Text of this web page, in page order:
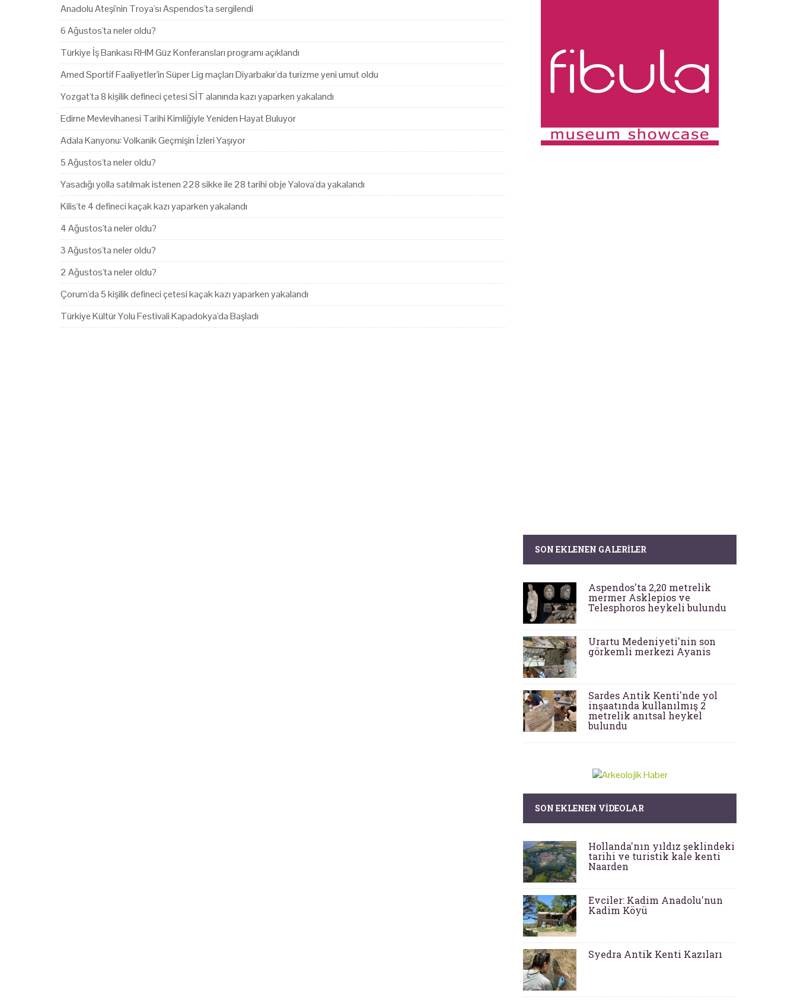
Anadolu Ateşi'nin Troya'sı Aspendos'ta sergilendi
6 Ağustos'ta neler oldu?
Türkiye İş Bankası RHM Güz Konferansları programı açıklandı
Amed Sportif Faaliyetler'in Süper Lig maçları Diyarbakır'da turizme yeni umut oldu
Yozgat'ta 8 kişilik defineci çetesi SİT alanında kazı yaparken yakalandı
Edirne Mevlevihanesi Tarihi Kimliğiyle Yeniden Hayat Buluyor
Adala Kanyonu: Volkanik Geçmişin İzleri Yaşıyor
5 Ağustos'ta neler oldu?
Yasadığı yolla satılmak istenen 228 sikke ile 28 tarihi obje Yalova'da yakalandı
Kilis'te 4 defineci kaçak kazı yaparken yakalandı
4 Ağustos'ta neler oldu?
3 Ağustos'ta neler oldu?
2 Ağustos'ta neler oldu?
Çorum'da 5 kişilik defineci çetesi kaçak kazı yaparken yakalandı
Türkiye Kültür Yolu Festivali Kapadokya'da Başladı
SON EKLENEN GALERILER
Aspendos'ta 2,20 metrelik
mermer Asklepios ve
Telesphoros heykeli bulundu
Urartu Medeniyeti'nin son
görkemli merkezi Ayanis
Sardes Antik Kenti'nde yol
inşaatında kullanılmış 2
metrelik anıtsal heykel
bulundu
SON EKLENEN VIDEOLAR
Hollanda'nın yıldız şeklindeki
tarihi ve turistik kale kenti
Naarden
Evciler: Kadim Anadolu'nun
Kadim Köyü
Syedra Antik Kenti Kazıları